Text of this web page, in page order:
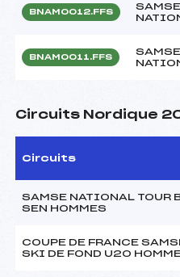
BNAM0012.FFS
BNAM0011.FFS
Circuits Nordique
Circuits
SAMSE NATIONAL TOUR
SEN HOMMES
COUPE DE FRANCE
SKI DE FOND U20